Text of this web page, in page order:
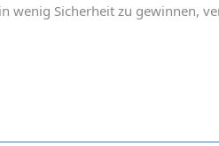
Sicherheit zu gewinnen,